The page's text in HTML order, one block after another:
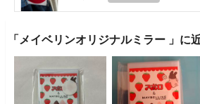
「メイベリンオリジナルミラー 」に